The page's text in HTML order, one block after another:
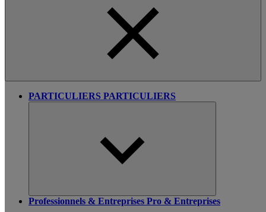
PARTICULIERS PARTICULIERS
Professionnels & Entreprises Pro & Entreprises